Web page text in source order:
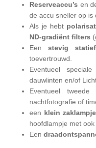
Reserveaccu’s en
de accu sneller op is
Als je hebt
ND-gradiënt filters
Een stevig statief
toevertrouwd.
Eventueel
dauwlinten en/of
Eventueel
nachtfotografie of
een klein zaklampje
hoofdlampje met ook
Een